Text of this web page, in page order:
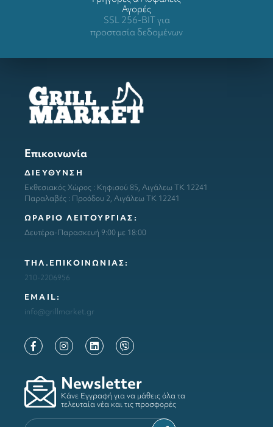
Αγορές
SSL 256-BIT για
προστασία δεδομένων
Επικοινωνία
ΔΙΕΥΘΥΝΣΗ
Εκθεσιακός Χώρος : Κηφισού 85, Αιγάλεω ΤΚ 12241
Παραλαβές : Προόδου 2, Αιγάλεω ΤΚ 12241
ΩΡΑΡΙΟ ΛΕΙΤΟΥΡΓΙΑΣ:
Δευτέρα-Παρασκευή 9:00 με 18:00
ΤΗΛ.ΕΠΙΚΟΙΝΩΝΙΑΣ:
210-2206956
ΕΜΑΙL:
info@grillmarket.gr
Newsletter
Κάνε Εγγραφή για να μάθεις όλα τα
τελευταία νέα και τις προσφορές